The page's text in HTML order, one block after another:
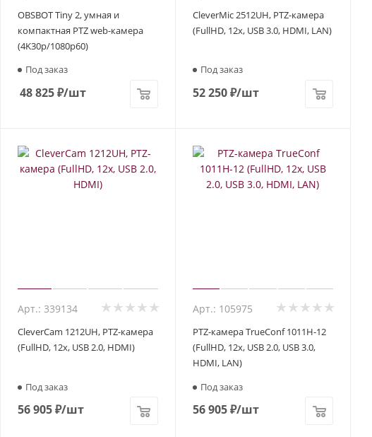
OBSBOT Tiny 2, умная и
компактная PTZ web-камера
(4K30p/1080p60)
Под заказ
48 825₽/шт
CleverMic 2512UH, PTZ-камера
(FullHD, 12x, USB 3.0, HDMI, LAN)
Под заказ
52 250₽/шт
Арт.: 339134
CleverCam 1212UH, PTZ-камера
(FullHD, 12x, USB 2.0, HDMI)
Под заказ
56 905₽/шт
Арт.: 105975
PTZ-камера TrueConf 1011H-12
(FullHD, 12x, USB 2.0, USB 3.0,
HDMI, LAN)
Под заказ
56 905₽/шт